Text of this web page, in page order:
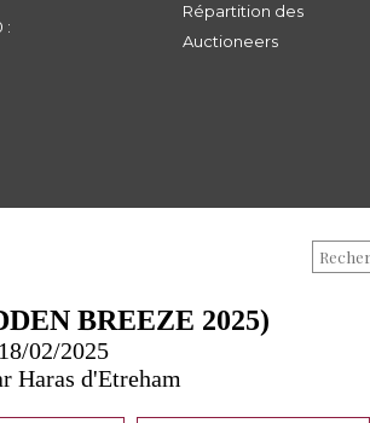
:
Répartition des
Auctioneers
BREEZE 2025)
02/2025
Haras d'Etreham